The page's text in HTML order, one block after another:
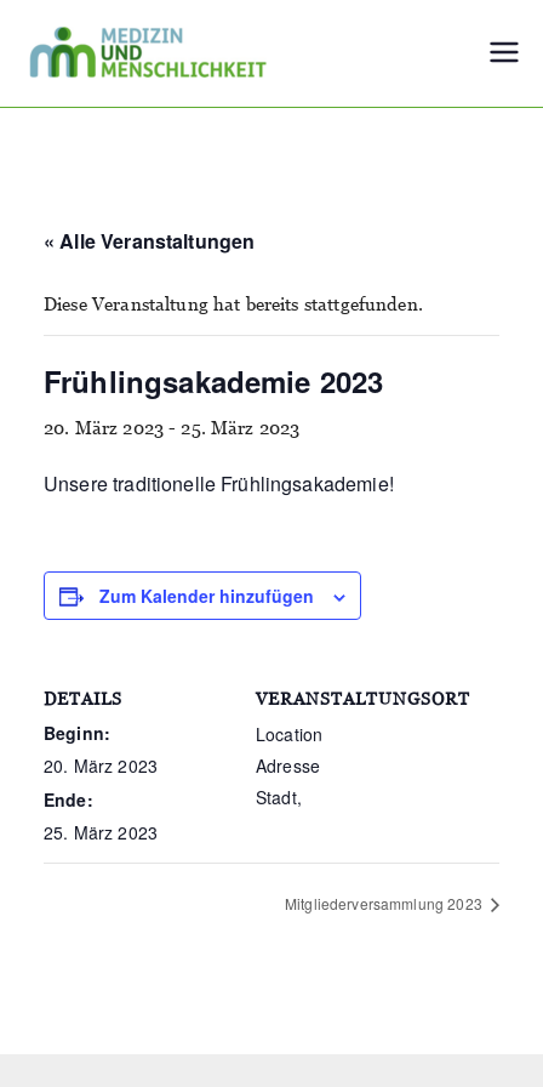
Inhalt
springen
Menschlichkeit
« Alle Veranstaltungen
Diese Veranstaltung hat bereits stattgefunden.
Frühlingsakademie 2023
20. März 2023- 25. März 2023
Unsere traditionelle Frühlingsakademie!
Zum Kalender hinzufügen
DETAILS
Beginn:
20. März 2023
Ende:
25. März 2023
VERANSTALTUNGSORT
Location
Adresse
Stadt,
Mitgliederversammlung 2023